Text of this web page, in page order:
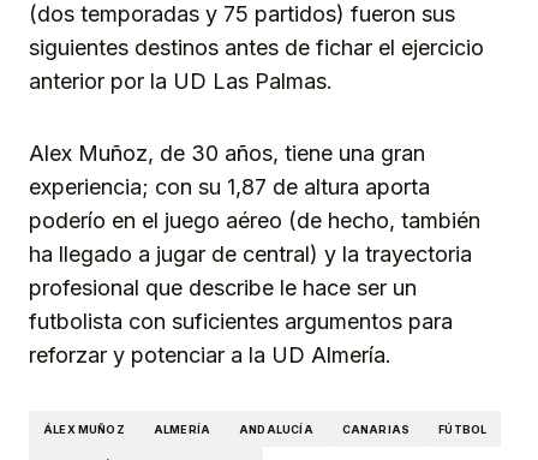
(dos temporadas y 75 partidos) fueron sus
siguientes destinos antes de fichar el ejercicio
anterior por la UD Las Palmas.
Alex Muñoz, de 30 años, tiene una gran
experiencia; con su 1,87 de altura aporta
poderío en el juego aéreo (de hecho, también
ha llegado a jugar de central) y la trayectoria
profesional que describe le hace ser un
futbolista con suficientes argumentos para
reforzar y potenciar a la UD Almería.
ÁLEX MUÑOZ ALMERÍA ANDALUCÍA CANARIAS FÚTBOL